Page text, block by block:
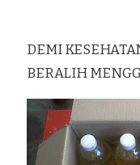
DEMI
BERALIH